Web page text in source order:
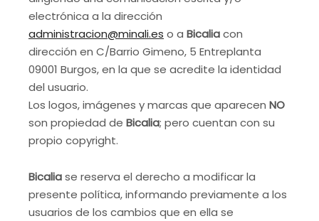
electrónica a la dirección
administracion@minali.es o a Bicaliacon
dirección en C/Barrio Gimeno, 5 Entreplanta
09001 Burgos, en la que se acredite la identidad
del usuario.
Los logos, imágenes y marcas que aparecen NO
son propiedad de Bicalia; pero cuentan con su
propio copyright.
Bicaliase reserva el derecho a modificar la
presente política, informando previamente a los
usuarios de los cambios que en ella se